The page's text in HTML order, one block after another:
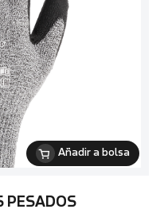
Añadir a bolsa
PESADOS